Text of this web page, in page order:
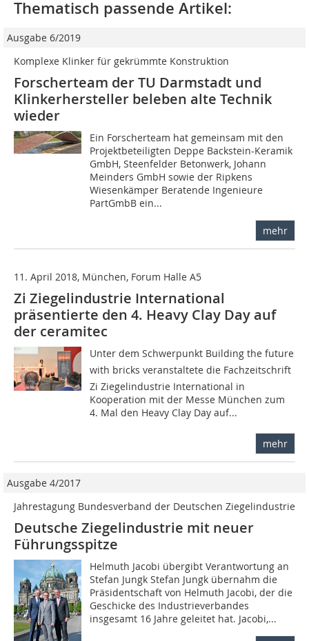
Thematisch passende Artikel:
Ausgabe 6/2019
Komplexe Klinker für gekrümmte Konstruktion
Forscherteam der TU Darmstadt und
Klinkerhersteller beleben alte Technik
wieder
Ein Forscherteam hat gemeinsam mit den
Projektbeteiligten Deppe Backstein-Keramik
GmbH, Steenfelder Betonwerk, Johann
Meinders GmbH sowie der Ripkens
Wiesenkämper Beratende Ingenieure
PartGmbB ein...
mehr
11. April 2018, München, Forum Halle A5
Zi Ziegelindustrie International
präsentierte den 4. Heavy Clay Day auf
der ceramitec
Unter dem Schwerpunkt Building the future
with bricks veranstaltete die Fachzeitschrift
Zi Ziegelindustrie International in
Kooperation mit der Messe München zum
4. Mal den Heavy Clay Day auf...
mehr
Ausgabe 4/2017
Jahrestagung Bundesverband der Deutschen Ziegelindustrie
Deutsche Ziegelindustrie mit neuer
Führungsspitze
Helmuth Jacobi übergibt Verantwortung an
Stefan Jungk Stefan Jungk übernahm die
Präsidentschaft von Helmuth Jacobi, der die
Geschicke des Industrieverbandes
insgesamt 16 Jahre geleitet hat. Jacobi,...